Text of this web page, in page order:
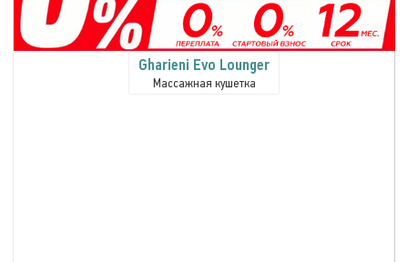
Gharieni Evo Lounger
Массажная кушетка